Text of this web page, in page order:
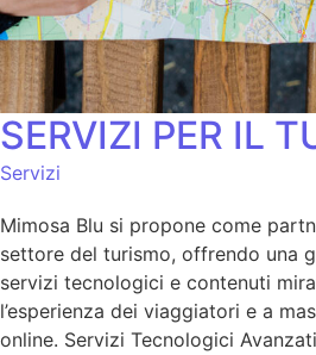
SERVIZI PER IL
Servizi
Mimosa Blu si propone come
settore del turismo, offrendo una
servizi tecnologici e contenuti
l’esperienza dei viaggiatori e a
online. Servizi Tecnologici